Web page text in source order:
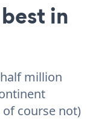
in
million
course not)